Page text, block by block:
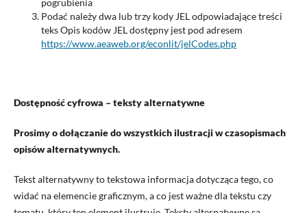
pogrubienia
Podać należy dwa lub trzy kody JEL odpowiadające treści
teks Opis kodów JEL dostępny jest pod adresem
https://www.aeaweb.org/econlit/jelCodes.php
Dostępność cyfrowa – teksty alternatywne
Prosimy o dołączanie do wszystkich ilustracji w czasopismach
opisów alternatywnych.
Tekst alternatywny to tekstowa informacja dotycząca tego, co
widać na elemencie graficznym, a co jest ważne dla tekstu czy